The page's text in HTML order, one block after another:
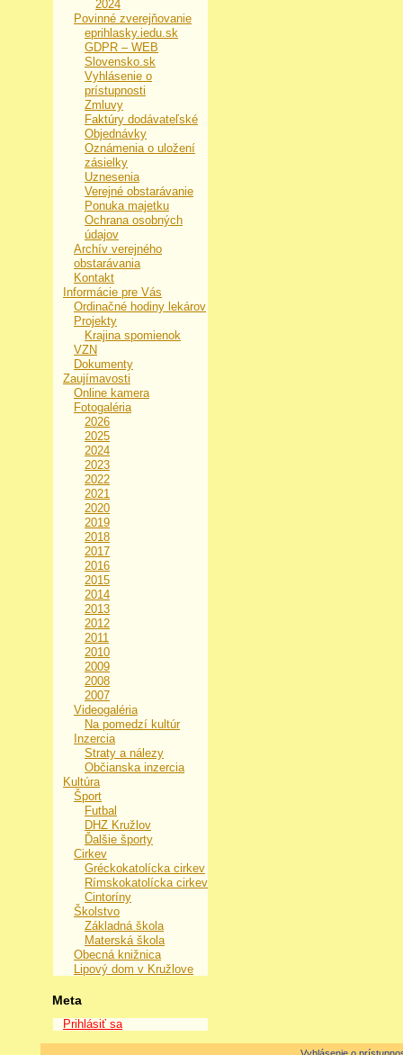
2024
Povinné zverejňovanie
eprihlasky.iedu.sk
GDPR – WEB
Slovensko.sk
Vyhlásenie o
prístupnosti
Zmluvy
Faktúry dodávateľské
Objednávky
Oznámenia o uložení
zásielky
Uznesenia
Verejné obstarávanie
Ponuka majetku
Ochrana osobných
údajov
Archív verejného
obstarávania
Kontakt
Informácie pre Vás
Ordinačné hodiny lekárov
Projekty
Krajina spomienok
VZN
Dokumenty
Zaujímavosti
Online kamera
Fotogaléria
2026
2025
2024
2023
2022
2021
2020
2019
2018
2017
2016
2015
2014
2013
2012
2011
2010
2009
2008
2007
Videogaléria
Na pomedzí kultúr
Inzercia
Straty a nálezy
Občianska inzercia
Kultúra
Šport
Futbal
DHZ Kružlov
Ďalšie športy
Cirkev
Gréckokatolícka cirkev
Rímskokatolícka cirkev
Cintoríny
Školstvo
Základná škola
Materská škola
Obecná knižnica
Lipový dom v Kružlove
Meta
Prihlásiť sa